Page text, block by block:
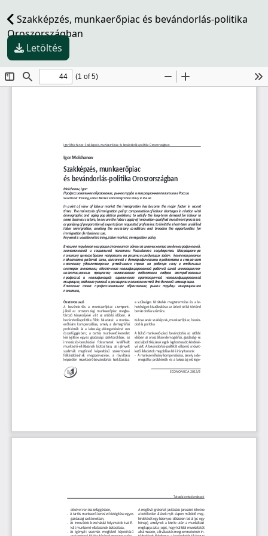
Szakképzés, munkaerőpiac és bevándorlás-politika
Oroszországban
Letöltés